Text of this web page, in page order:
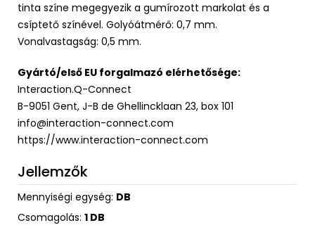
tinta színe megegyezik a gumírozott markolat és a
csíptető színével. Golyóátmérő: 0,7 mm.
Vonalvastagság: 0,5 mm.
Gyártó/első EU forgalmazó elérhetősége:
Interaction.Q-Connect
B-9051 Gent, J-B de Ghellincklaan 23, box 101
info@interaction-connect.com
https://www.interaction-connect.com
Jellemzők
Mennyiségi egység: DB
Csomagolás: 1 DB